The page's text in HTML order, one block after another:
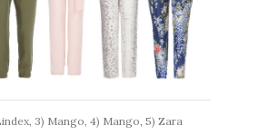
3) Mango, 4) Mango, 5) Zara